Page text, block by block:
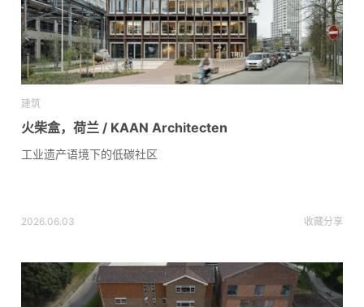
建筑
火柴盒，荷兰 / KAAN Architecten
工业遗产语境下的低碳社区
2026.06.03 收藏分享